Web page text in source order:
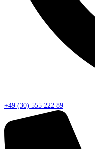
+49 (30) 555 222 89